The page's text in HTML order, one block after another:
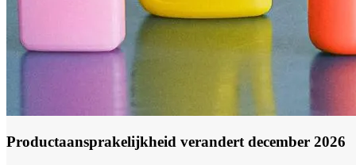
Productaansprakelijkheid verandert december 2026